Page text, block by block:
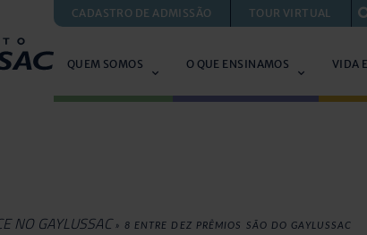
CADASTRO DE ADMISSÃO TOUR VIRTUAL
QUEM SOMOS O QUE ENSINAMOS VIDA
NO GAYLUSSAC » 8 ENTRE DEZ PRÊMIOS SÃO DO GAYLUSSAC